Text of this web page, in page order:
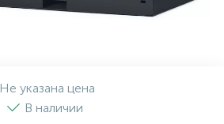
Не указана цена
В наличии